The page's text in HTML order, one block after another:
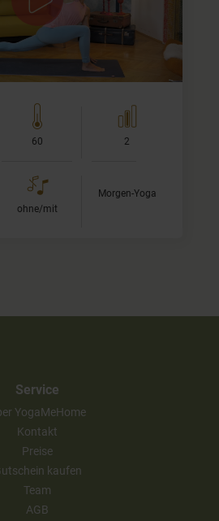
im Geist, um etwas tiefer in unseren
Körper…
60 2
ohne/mit
Morgen-Yoga
Service
YogaMeHome
Kontakt
Preise
kaufen
Team
AGB